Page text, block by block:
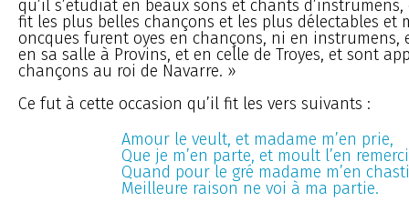
qu’il s’étudiât en beaux sons et chants
fit les plus belles chançons et les plus délectables et
oncques furent oyes en chançons, ni en instrumens,
en sa salle à Provins, et en celle de Troyes, et sont
chançons au roi de Navarre. »
Ce fut à cette occasion qu’il fit les vers suivants :
Amour le veult, et madame m’en prie,
Que je m’en parte, et moult l’en
Quand pour le gré madame m’en
Meilleure raison ne voi à ma partie.